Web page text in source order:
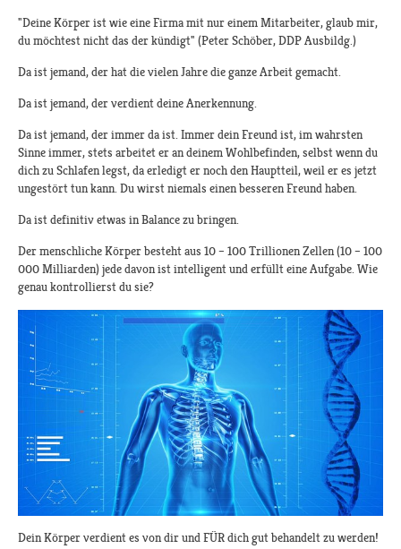
"Deine Körper ist wie eine Firma mit nur einem Mitarbeiter, glaub mir,
du möchtest nicht das der kündigt" (Peter Schöber, DDP Ausbildg.)
Da ist jemand, der hat die vielen Jahre die ganze Arbeit gemacht.
Da ist jemand, der verdient deine Anerkennung.
Da ist jemand, der immer da ist. Immer dein Freund ist, im wahrsten
Sinne immer, stets arbeitet er an deinem Wohlbefinden, selbst wenn du
dich zu Schlafen legst, da erledigt er noch den Hauptteil, weil er es jetzt
ungestört tun kann. Du wirst niemals einen besseren Freund haben.
Da ist definitiv etwas in Balance zu bringen.
Der menschliche Körper besteht aus 10 – 100 Trillionen Zellen (10 – 100
000 Milliarden) jede davon ist intelligent und erfüllt eine Aufgabe. Wie
genau kontrollierst du sie?
Dein Körper verdient es von dir und FÜR dich gut behandelt zu werden!